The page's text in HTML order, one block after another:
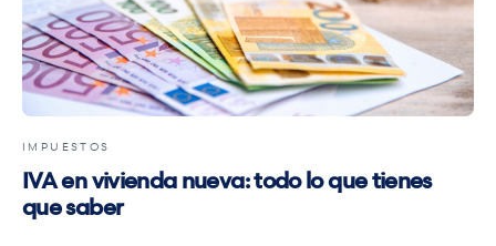
IMPUESTOS
IVA en vivienda nueva: todo lo que tienes
que saber